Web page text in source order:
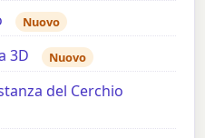
Nuovo
3D Nuovo
del Cerchio